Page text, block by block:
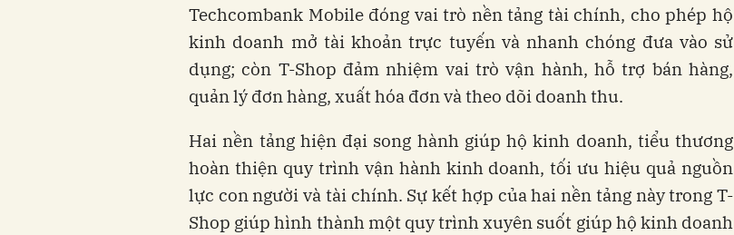
Techcombank Mobile đóng vai trò nền tảng tài chính, cho phép hộ
kinh doanh mở tài khoản trực tuyến và nhanh chóng đưa vào sử
dụng; còn T-Shop đảm nhiệm vai trò vận hành, hỗ trợ bán hàng,
quản lý đơn hàng, xuất hóa đơn và theo dõi doanh thu.
Hai nền tảng hiện đại song hành giúp hộ kinh doanh, tiểu thương
hoàn thiện quy trình vận hành kinh doanh, tối ưu hiệu quả nguồn
lực con người và tài chính. Sự kết hợp của hai nền tảng này trong T-
Shop giúp hình thành một quy trình xuyên suốt giúp hộ kinh doanh